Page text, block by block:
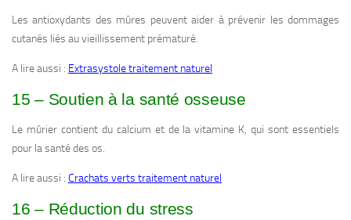
Les antioxydants des mûres peuvent aider à prévenir les dommages
cutanés liés au vieillissement prématuré.
A lire aussi : Extrasystole traitement naturel
15 – Soutien à la santé osseuse
Le mûrier contient du calcium et de la vitamine K, qui sont essentiels
pour la santé des os.
A lire aussi : Crachats verts traitement naturel
16 – Réduction du stress